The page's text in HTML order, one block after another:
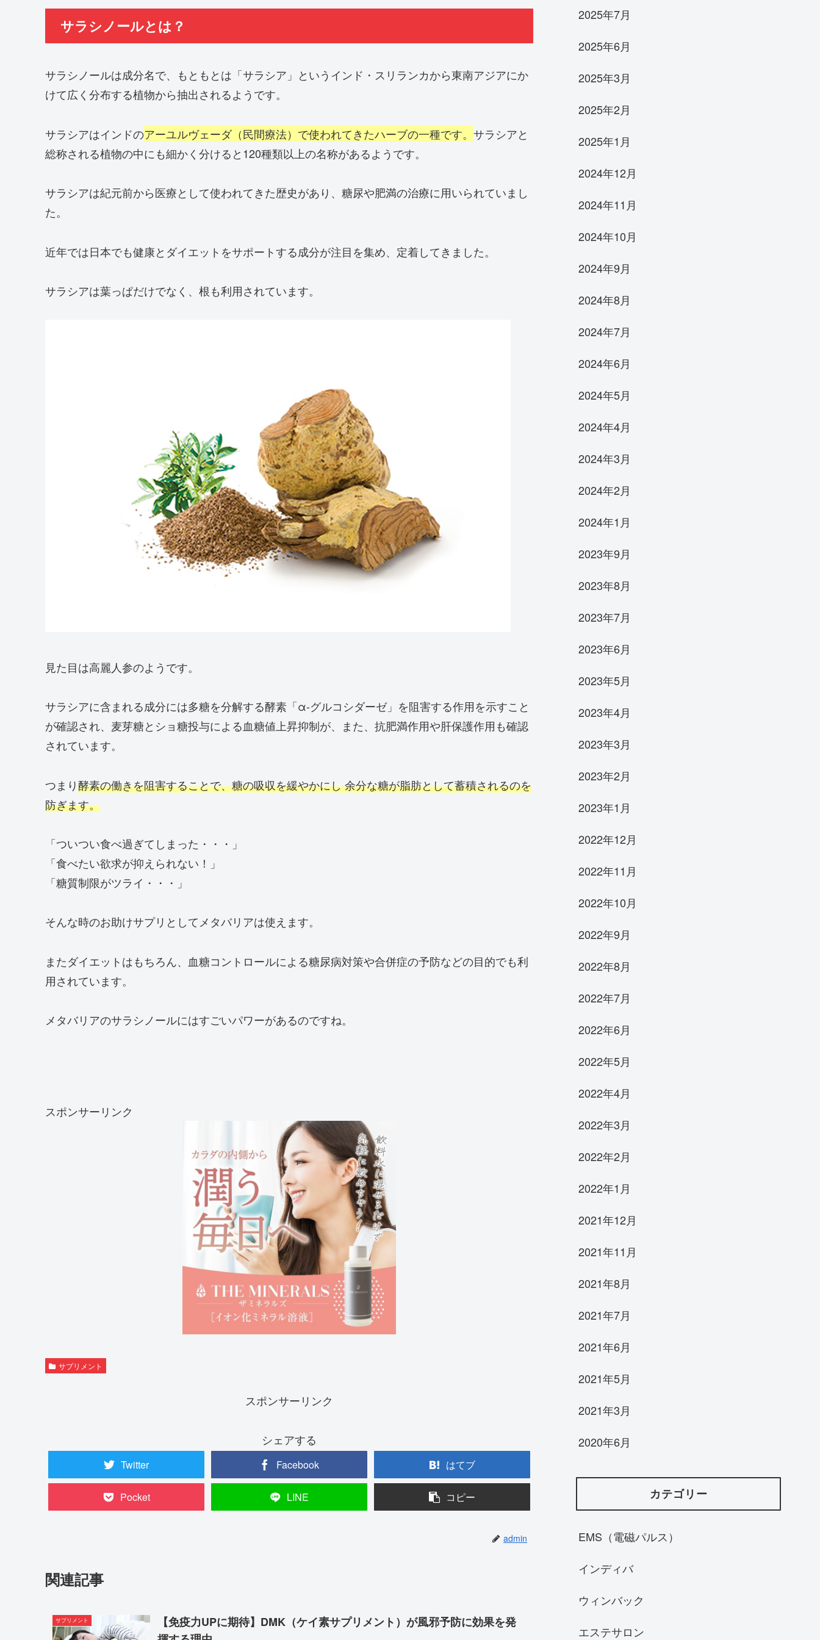
サラシノールとは？
サラシノールは成分名で、もともとは「サラシア」というインド・スリランカから東南アジアにか
けて広く分布する植物から抽出されるようです。
サラシアはインドのアーユルヴェーダ（民間療法）で使われてきたハーブの一種です。 サラシアと
総称される植物の中にも細かく分けると120種類以上の名称があるようです。
サラシアは紀元前から医療として使われてきた歴史があり、糖尿や肥満の治療に用いられていまし
た。
近年では日本でも健康とダイエットをサポートする成分が注目を集め、定着してきました。
サラシアは葉っぱだけでなく、根も利用されています。
見た目は高麗人参のようです。
サラシアに含まれる成分には多糖を分解する酵素「α-グルコシダーゼ」を阻害する作用を示すこと
が確認され、麦芽糖とショ糖投与による血糖値上昇抑制が、また、抗肥満作用や肝保護作用も確認
されています。
つまり酵素の働きを阻害することで、糖の吸収を緩やかにし 余分な糖が脂肪として蓄積されるのを
防ぎます。
「ついつい食べ過ぎてしまった・・・」
「食べたい欲求が抑えられない！」
「糖質制限がツライ・・・」
そんな時のお助けサプリとしてメタバリアは使えます。
またダイエットはもちろん、血糖コントロールによる糖尿病対策や合併症の予防などの目的でも利
用されています。
メタバリアのサラシノールにはすごいパワーがあるのですね。
スポンサーリンク
サプリメント
スポンサーリンク
シェアする
Twitter Facebook はてブ
Pocket LINE コピー
admin
関連記事
サプリメント
【免疫力UPに期待】DMK（ケイ素サプリメント）が風邪予防に効果を発
2025年7月
2025年6月
2025年3月
2025年2月
2025年1月
2024年12月
2024年11月
2024年10月
2024年9月
2024年8月
2024年7月
2024年6月
2024年5月
2024年4月
2024年3月
2024年2月
2024年1月
2023年9月
2023年8月
2023年7月
2023年6月
2023年5月
2023年4月
2023年3月
2023年2月
2023年1月
2022年12月
2022年11月
2022年10月
2022年9月
2022年8月
2022年7月
2022年6月
2022年5月
2022年4月
2022年3月
2022年2月
2022年1月
2021年12月
2021年11月
2021年8月
2021年7月
2021年6月
2021年5月
2021年3月
2020年6月
カテゴリー
EMS（電磁パルス）
インディバ
ウィンバック
エステサロン